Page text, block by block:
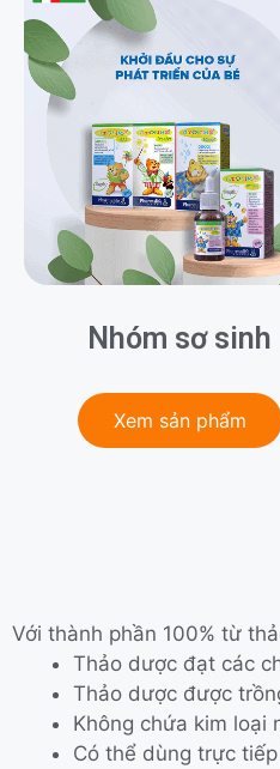
Nhóm sơ sinh
Xem sản phẩm
Với thành phần 100% từ
Thảo dược đạt các
Thảo dược được
Không chứa kim loại
Có thể dùng trực